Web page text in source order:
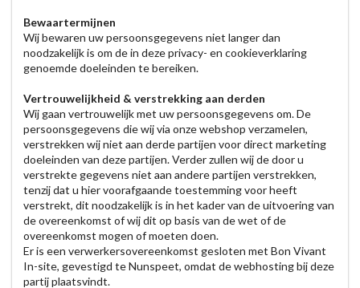
Bewaartermijnen
Wij bewaren uw persoonsgegevens niet langer dan
noodzakelijk is om de in deze privacy- en cookieverklaring
genoemde doeleinden te bereiken.
Vertrouwelijkheid & verstrekking aan derden
Wij gaan vertrouwelijk met uw persoonsgegevens om. De
persoonsgegevens die wij via onze webshop verzamelen,
verstrekken wij niet aan derde partijen voor direct marketing
doeleinden van deze partijen. Verder zullen wij de door u
verstrekte gegevens niet aan andere partijen verstrekken,
tenzij dat u hier voorafgaande toestemming voor heeft
verstrekt, dit noodzakelijk is in het kader van de uitvoering van
de overeenkomst of wij dit op basis van de wet of de
overeenkomst mogen of moeten doen.
Er is een verwerkersovereenkomst gesloten met Bon Vivant
In-site, gevestigd te Nunspeet, omdat de webhosting bij deze
partij plaatsvindt.